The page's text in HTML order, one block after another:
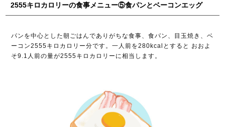
2555キロカロリーの食事メニュー⑤食パンとベーコンエッグ
パンを中心とした朝ごはんでありがちな食事、食パン、目玉焼き、ベ
ーコン2555キロカロリー分です。一人前を280kcalとすると おおよ
そ9.1人前の量が2555キロカロリーに相当します。